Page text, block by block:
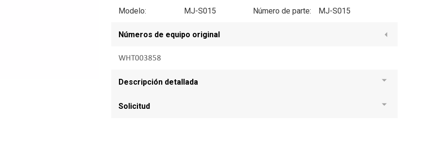
Modelo: MJ-S015 Número de parte: MJ-S015
Números de equipo original
WHT003858
Descripción detallada
Solicitud